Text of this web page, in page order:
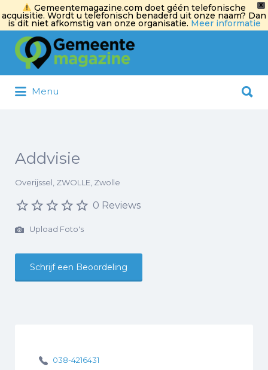
X
Gemeentemagazine.com doet géén telefonische
acquisitie. Wordt u telefonisch benaderd uit onze naam? Dan
is dit niet afkomstig van onze organisatie. Meer informatie
Zoek
naar:
Menu
naar:
Addvisie
Overijssel, ZWOLLE, Zwolle
0 Reviews
Upload Foto's
Schrijf een Beoordeling
038-4216431